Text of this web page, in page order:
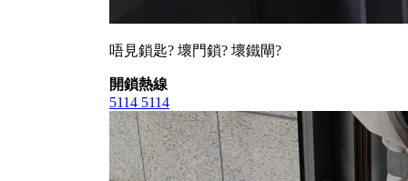
唔見鎖匙? 壞門鎖? 壞鐵閘?
開鎖熱線
5114 5114